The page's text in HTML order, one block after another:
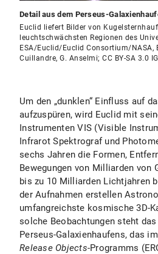
Detail aus dem Perseus-
Euclid liefert Bilder von
leuchtschwächsten Regionen des
ESA/Euclid/Euclid Consortium/NASA,
Cuillandre, G. Anselmi; CC BY-SA 3.0
Um den „dunklen“ Einfluss auf
aufzuspüren, wird Euclid mit
Instrumenten VIS (Visible
Infrarot Spektrograf und
sechs Jahren die Formen,
Bewegungen von Milliarden von
bis zu 10 Milliarden Lichtjahren
der Aufnahmen erstellen
umfangreichste kosmische 3D-
solche Beobachtungen steht
Perseus-Galaxienhaufens, das
Release Objects-Programms